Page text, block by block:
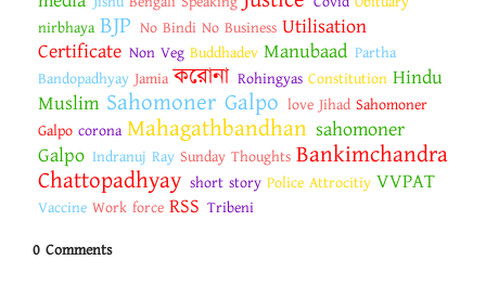
nirbhaya BJP No Bindi No Business Utilisation
Certificate Non Veg Buddhadev Manubaad Partha
Bandopadhyay Jamia করোনা Rohingyas Constitution Hindu
Muslim Sahomoner Galpo love Jihad Sahomoner
Galpo corona Mahagathbandhan sahomoner
Galpo Indranuj Ray Sunday Thoughts Bankimchandra
Chattopadhyay short story Police Attrocitiy VVPAT
Vaccine Work force RSS Tribeni
0 Comments